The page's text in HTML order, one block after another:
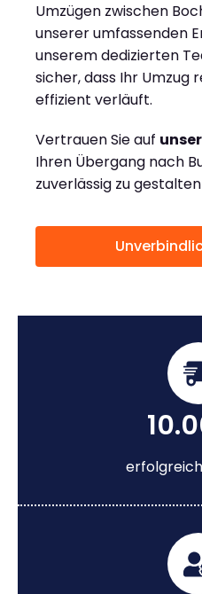
Umzügen zwischen
unserer umfassenden
unserem dedizierten
sicher, dass Ihr Umzug
effizient verläuft.
Vertrauen Sie auf
Ihren Übergang nach
zuverlässig zu gestalten